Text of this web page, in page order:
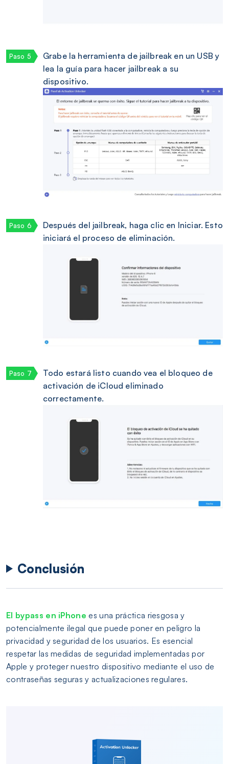
Grabe la herramienta de jailbreak en un USB y
lea la guía para hacer jailbreak a su
dispositivo.
Después del jailbreak, haga clic en Iniciar. Esto
iniciará el proceso de eliminación.
Todo estará listo cuando vea el bloqueo de
activación de iCloud eliminado
correctamente.
Conclusión
El bypass en iPhone es una práctica riesgosa y
potencialmente ilegal que puede poner en peligro la
privacidad y seguridad de los usuarios. Es esencial
respetar las medidas de seguridad implementadas por
Apple y proteger nuestro dispositivo mediante el uso de
contraseñas seguras y actualizaciones regulares.